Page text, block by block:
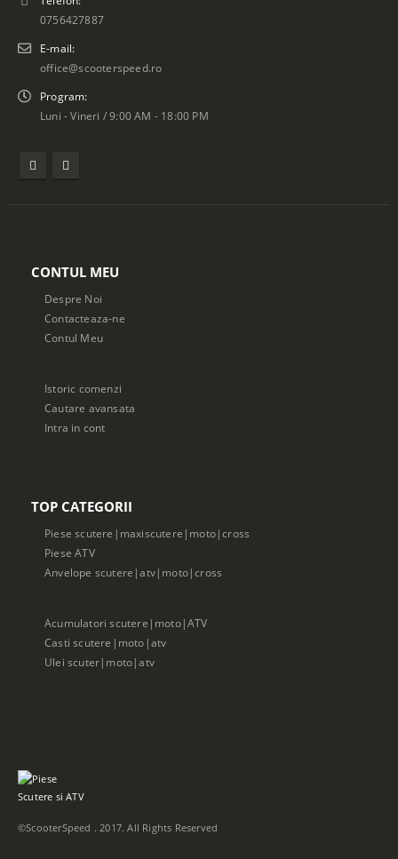
0756427887
E-mail:
office@scooterspeed.ro
Program:
Luni - Vineri / 9:00 AM - 18:00 PM
CONTUL MEU
Despre Noi
Contacteaza-ne
Contul Meu
Istoric comenzi
Cautare avansata
Intra in cont
TOP CATEGORII
Piese scutere|maxiscutere|moto|cross
Piese ATV
Anvelope scutere|atv|moto|cross
Acumulatori scutere|moto|ATV
Casti scutere|moto|atv
Ulei scuter|moto|atv
©ScooterSpeed . 2017. All Rights Reserved